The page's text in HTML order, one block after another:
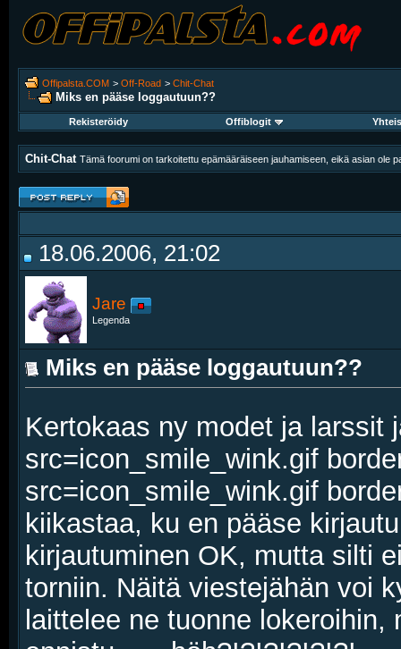
Offipalsta.COM > Off-Road > Chit-Chat
Miks en pääse loggautuun??
Rekisteröidy Offiblogit
Chit-Chat Tämä foorumi on tarkoitettu epämääräiseen jauhamiseen, eikä asian ole
18.06.2006, 21:02
Jare
Legenda
Miks en pääse loggautuun??
Kertokaas ny modet ja larssit
src=icon_smile_wink.gif
src=icon_smile_wink.gif
kiikastaa, ku en pääse
kirjautuminen OK, mutta silti
torniin. Näitä viestejähän voi
laittelee ne tuonne